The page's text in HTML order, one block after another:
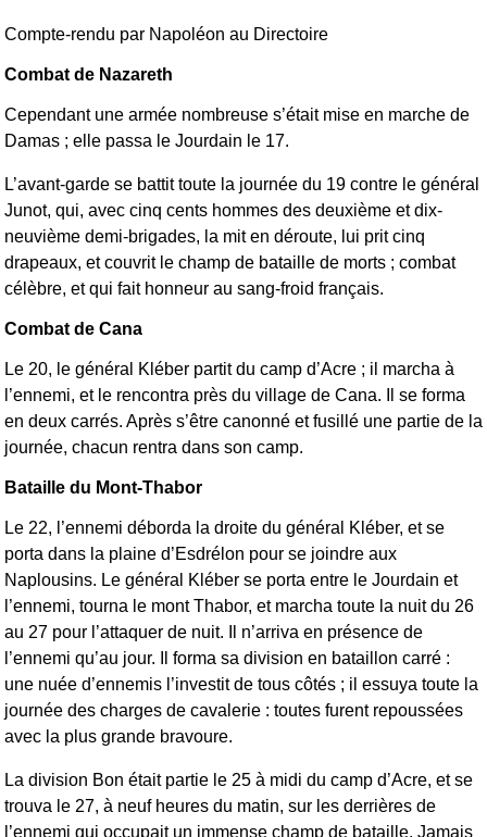
Compte-rendu par Napoléon au Directoire
Combat de Nazareth
Cependant une armée nombreuse s’était mise en marche de
Damas ; elle passa le Jourdain le 17.
L’avant-garde se battit toute la journée du 19 contre le général
Junot, qui, avec cinq cents hommes des deuxième et dix-
neuvième demi-brigades, la mit en déroute, lui prit cinq
drapeaux, et couvrit le champ de bataille de morts ; combat
célèbre, et qui fait honneur au sang-froid français.
Combat de Cana
Le 20, le général Kléber partit du camp d’Acre ; il marcha à
l’ennemi, et le rencontra près du village de Cana. Il se forma
en deux carrés. Après s’être canonné et fusillé une partie de la
journée, chacun rentra dans son camp.
Bataille du Mont-Thabor
Le 22, l’ennemi déborda la droite du général Kléber, et se
porta dans la plaine d’Esdrélon pour se joindre aux
Naplousins. Le général Kléber se porta entre le Jourdain et
l’ennemi, tourna le mont Thabor, et marcha toute la nuit du 26
au 27 pour l’attaquer de nuit. Il n’arriva en présence de
l’ennemi qu’au jour. Il forma sa division en bataillon carré :
une nuée d’ennemis l’investit de tous côtés ; il essuya toute la
journée des charges de cavalerie : toutes furent repoussées
avec la plus grande bravoure.
La division Bon était partie le 25 à midi du camp d’Acre, et se
trouva le 27, à neuf heures du matin, sur les derrières de
l’ennemi qui occupait un immense champ de bataille. Jamais